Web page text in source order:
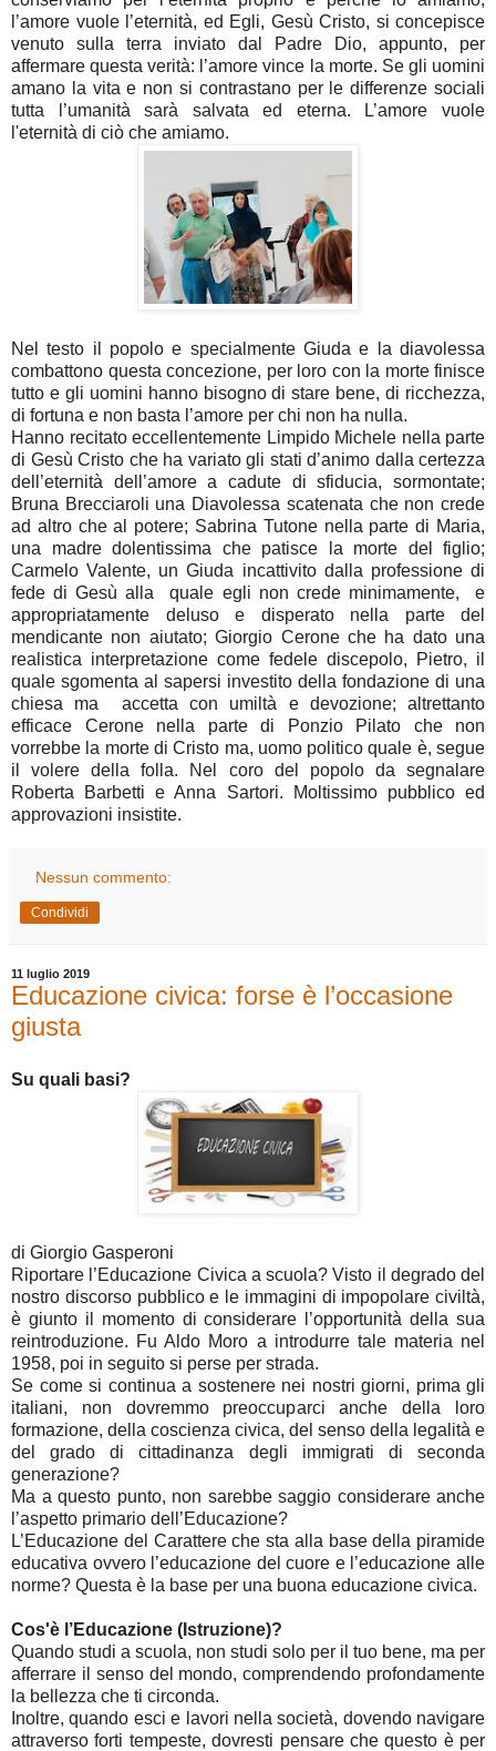
l’amore vuole l’eternità, ed Egli, Gesù Cristo, si concepisce
venuto sulla terra inviato dal Padre Dio, appunto, per
affermare questa verità: l’amore vince la morte. Se gli uomini
amano la vita e non si contrastano per le differenze sociali
tutta l’umanità sarà salvata ed eterna. L’amore vuole
l'eternità di ciò che amiamo.
Nel testo il popolo e specialmente Giuda e la diavolessa
combattono questa concezione, per loro con la morte finisce
tutto e gli uomini hanno bisogno di stare bene, di ricchezza,
di fortuna e non basta l’amore per chi non ha nulla.
Hanno recitato eccellentemente Limpido Michele nella parte
di Gesù Cristo che ha variato gli stati d’animo dalla certezza
dell’eternità dell’amore a cadute di sfiducia, sormontate;
Bruna Brecciaroli una Diavolessa scatenata che non crede
ad altro che al potere; Sabrina Tutone nella parte di Maria,
una madre dolentissima che patisce la morte del figlio;
Carmelo Valente, un Giuda incattivito dalla professione di
fede di Gesù alla quale egli non crede minimamente, e
appropriatamente deluso e disperato nella parte del
mendicante non aiutato; Giorgio Cerone che ha dato una
realistica interpretazione come fedele discepolo, Pietro, il
quale sgomenta al sapersi investito della fondazione di una
chiesa ma accetta con umiltà e devozione; altrettanto
efficace Cerone nella parte di Ponzio Pilato che non
vorrebbe la morte di Cristo ma, uomo politico quale è, segue
il volere della folla. Nel coro del popolo da segnalare
Roberta Barbetti e Anna Sartori. Moltissimo pubblico ed
approvazioni insistite.
Nessun commento:
Condividi
11 luglio 2019
Educazione civica: forse è l’occasione
giusta
Su quali basi?
di Giorgio Gasperoni
Riportare l’Educazione Civica a scuola? Visto il degrado del
nostro discorso pubblico e le immagini di impopolare civiltà,
è giunto il momento di considerare l’opportunità della sua
reintroduzione. Fu Aldo Moro a introdurre tale materia nel
1958, poi in seguito si perse per strada.
Se come si continua a sostenere nei nostri giorni, prima gli
italiani, non dovremmo preoccuparci anche della loro
formazione, della coscienza civica, del senso della legalità e
del grado di cittadinanza degli immigrati di seconda
generazione?
Ma a questo punto, non sarebbe saggio considerare anche
l’aspetto primario dell’Educazione?
L’Educazione del Carattere che sta alla base della piramide
educativa ovvero l’educazione del cuore e l’educazione alle
norme? Questa è la base per una buona educazione civica.
Cos'è l’Educazione (Istruzione)?
Quando studi a scuola, non studi solo per il tuo bene, ma per
afferrare il senso del mondo, comprendendo profondamente
la bellezza che ti circonda.
Inoltre, quando esci e lavori nella società, dovendo navigare
attraverso forti tempeste, dovresti pensare che questo è per